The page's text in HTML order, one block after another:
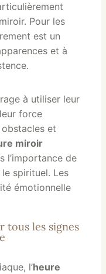
Pour les
est un
et à
à utiliser leur
force
et
miroir
l’importance de
spirituel. Les
émotionnelle
tous les signes
l’heure